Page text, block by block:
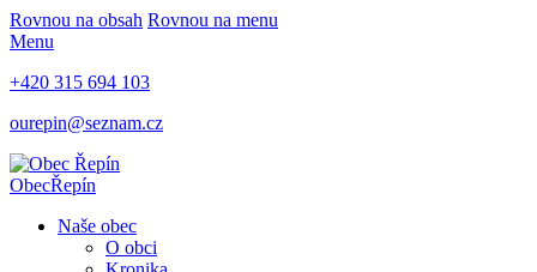
Rovnou na obsah Rovnou na menu
Menu
+420 315 694 103
ourepin@seznam.cz
ObecŘepín
Naše obec
O obci